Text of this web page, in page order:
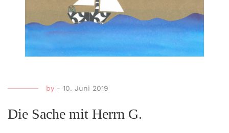
by - 10. Juni 2019
Die Sache mit Herrn G.